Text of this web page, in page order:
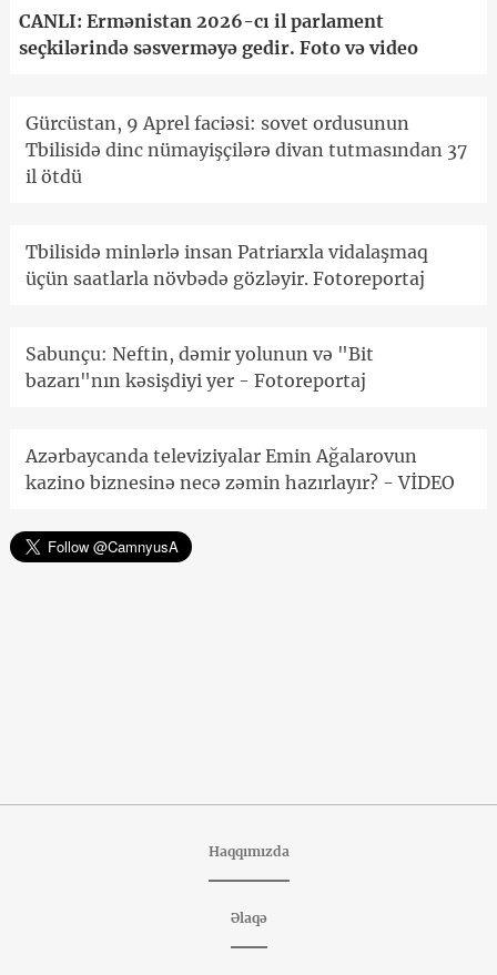
CANLI: Ermənistan 2026-cı il parlament
seçkilərində səsverməyə gedir. Foto və video
Gürcüstan, 9 Aprel faciəsi: sovet ordusunun
Tbilisidə dinc nümayişçilərə divan tutmasından 37
il ötdü
Tbilisidə minlərlə insan Patriarxla vidalaşmaq
üçün saatlarla növbədə gözləyir. Fotoreportaj
Sabunçu: Neftin, dəmir yolunun və "Bit
bazarı"nın kəsişdiyi yer - Fotoreportaj
Azərbaycanda televiziyalar Emin Ağalarovun
kazino biznesinə necə zəmin hazırlayır? - VİDEO
Haqqımızda
Əlaqə